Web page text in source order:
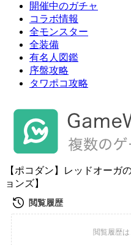
開催中のガチャ
コラボ情報
全モンスター
全装備
有名人図鑑
序盤攻略
タワポコ攻略
【ポコダン】レッドオーガ
ョンズ】